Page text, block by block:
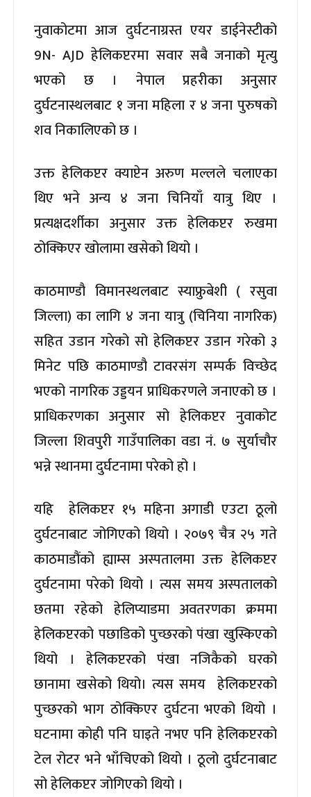
नुवाकोटमा आज दुर्घटनाग्रस्त एयर डाईनेस्टीको
9N- AJD हेलिकप्टरमा सवार सबै जनाको मृत्यु
भएको छ । नेपाल प्रहरीका अनुसार
दुर्घटनास्थलबाट १ जना महिला र ४ जना पुरुषको
शव निकालिएको छ ।
उक्त हेलिकप्टर क्याप्टेन अरुण मल्लले चलाएका
थिए भने अन्य ४ जना चिनियाँ यात्रु थिए ।
प्रत्यक्षदर्शीका अनुसार उक्त हेलिकप्टर रुखमा
ठोक्किएर खोलामा खसेको थियो ।
काठमाण्डौ विमानस्थलबाट स्याफ्रुबेशी ( रसुवा
जिल्ला) का लागि ४ जना यात्रु (चिनिया नागरिक)
सहित उडान गरेको सो हेलिकप्टर उडान गरेको ३
मिनेट पछि काठमाण्डौ टावरसंग सम्पर्क विच्छेद
भएको नागरिक उड्डयन प्राधिकरणले जनाएको छ ।
प्राधिकरणका अनुसार सो हेलिकप्टर नुवाकोट
जिल्ला शिवपुरी गाउँपालिका वडा नं. ७ सुर्याचौर
भन्ने स्थानमा दुर्घटनामा परेको हो ।
यहि हेलिकप्टर १५ महिना अगाडी एउटा ठूलो
दुर्घटनाबाट जोगिएको थियो । २०७९ चैत्र २५ गते
काठमाडौंको ह्याम्स अस्पतालमा उक्त हेलिकप्टर
दुर्घटनामा परेको थियो । त्यस समय अस्पतालको
छतमा रहेको हेलिप्याडमा अवतरणका क्रममा
हेलिकप्टरको पछाडिको पुच्छरको पंखा खुस्किएको
थियो । हेलिकप्टरको पंखा नजिकैको घरको
छानामा खसेको थियो। त्यस समय हेलिकप्टरको
पुच्छरको भाग ठोक्किएर दुर्घटना भएको थियो ।
घटनामा कोही पनि घाइते नभए पनि हेलिकप्टरको
टेल रोटर भने भाँचिएको थियो । ठूलो दुर्घटनाबाट
सो हेलिकप्टर जोगिएको थियो ।